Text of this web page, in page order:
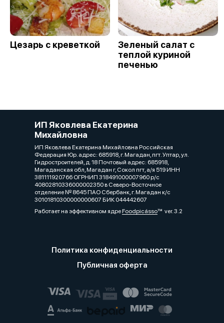
Цезарь с креветкой
Зеленый салат с
теплой куриной
печенью
ИП Яковлева Екатерина
Михайловна
ИП Яковлева Екатерина Михайловна Российская
Федерация Юр. адрес: 685918, г. Магадан, пгт. Уптар, ул.
Гидростроителей, д. 18 Почтовый адрес: 685918,
Магаданская обл, Магадан г, Сокол пгт, а/я 519 ИНН
381111920766 ОГРНИП 318491000007960 р/с
40802810336000002350 в Северо-Восточное
отделение № 8645 ПАО Сбербанк, г. Магадан к/с
30101810300000000607 БИК 044442607
Работает на эффективном ядреFoodpicássover. 3.2
Политика конфиденциальности
Публичная оферта